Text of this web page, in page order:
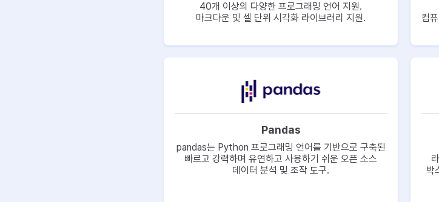
40개 이상의 다양한 프로그래밍 언어 지원.
마크다운 및 셀 단위 시각화 라이브러리 지원.
컴
Pandas
pandas는 Python 프로그래밍 언어를 기반으로 구축된
빠르고 강력하며 유연하고 사용하기 쉬운 오픈 소스
데이터 분석 및 조작 도구.
박